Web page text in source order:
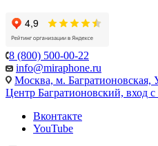
8 (800) 500-00-22
info@miraphone.ru
Москва, м. Багратионовская,
Центр Багратионовский, вход
Вконтакте
YouTube